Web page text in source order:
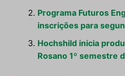
Programa Futuros
inscrições para
Hochshild inicia
Rosano 1º semestre